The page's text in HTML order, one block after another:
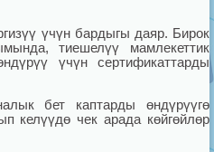
үчүн бардыгы даяр. Бирок
тиешелүү мамлекеттик
үчүн сертификаттарды
бет каптарды өндүрүүгө
келүүдө чек арада көйгөйлөр